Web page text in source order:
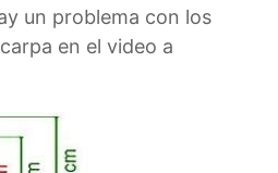
un problema con los
en el video a